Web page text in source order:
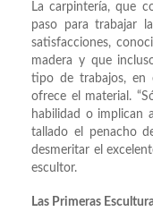
La carpintería, que
paso para trabajar
satisfacciones,
madera y que
tipo de trabajos, en
ofrece el material.
habilidad o implican
tallado el penacho
desmeritar el
escultor.
Las Primeras